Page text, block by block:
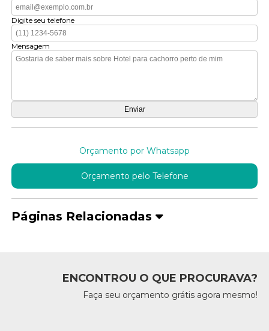
Digite seu telefone
Mensagem
Orçamento por Whatsapp
Orçamento pelo Telefone
Páginas Relacionadas
ENCONTROU O QUE PROCURAVA?
Faça seu orçamento grátis agora mesmo!